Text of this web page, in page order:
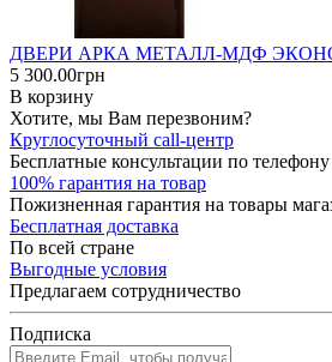
ДВЕРИ АРКА МЕТАЛЛ-МДФ
5 300.00грн
В корзину
Хотите, мы Вам перезвоним?
Круглосуточный call-центр
Бесплатные консультации по телефону
100% гарантия на товар
Пожизненная гарантия на товары
Бесплатная доставка
По всей стране
Выгодные условия
Предлагаем сотрудничество
Подписка